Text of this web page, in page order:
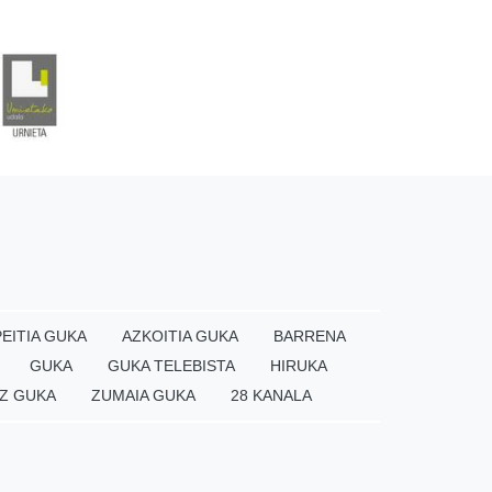
GUKA AZKOITIA GUKA
BARRENA
GUKA GUKA TELEBISTA
HIRUKA
GUKA ZUMAIA GUKA 28 KANALA